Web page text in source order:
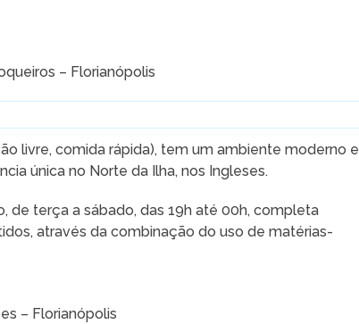
– Florianópolis
livre, comida rápida), tem um ambiente moderno e
única no Norte da Ilha, nos Ingleses.
de terça a sábado, das 19h até 00h, completa
através da combinação do uso de matérias-
– Florianópolis